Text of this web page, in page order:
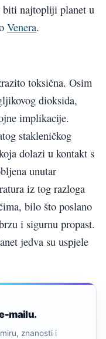
biti najtopliji planet u
Venera.
toksična. Osim
dioksida,
implikacije.
stakleničkog
dolazi u kontakt s
unutar
iz tog razloga
bilo što poslano
i sigurnu propast.
jedva su uspjele
mailu.
znanosti i